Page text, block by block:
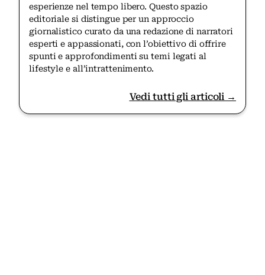
esperienze nel tempo libero. Questo spazio
editoriale si distingue per un approccio
giornalistico curato da una redazione di narratori
esperti e appassionati, con l’obiettivo di offrire
spunti e approfondimenti su temi legati al
lifestyle e all’intrattenimento.
Vedi tutti gli articoli →